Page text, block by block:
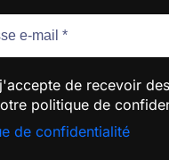
de recevoir
politique de
de confidentialité